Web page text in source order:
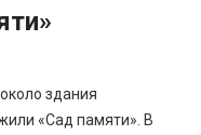
здания
«Сад памяти». В